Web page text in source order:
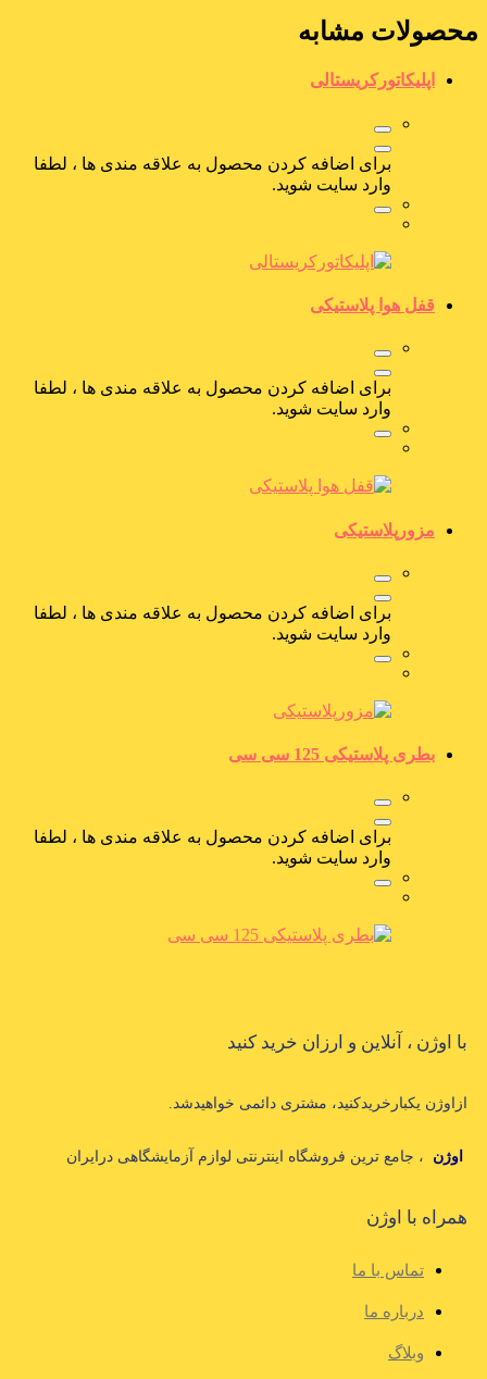
محصولات مشابه
اپلیکاتورکریستالی
برای اضافه کردن محصول به علاقه مندی ها ، لطفا
وارد سایت شوید.
قفل هوا پلاستیکی
برای اضافه کردن محصول به علاقه مندی ها ، لطفا
وارد سایت شوید.
مزورپلاستیکی
برای اضافه کردن محصول به علاقه مندی ها ، لطفا
وارد سایت شوید.
بطری پلاستیکی 125 سی سی
برای اضافه کردن محصول به علاقه مندی ها ، لطفا
وارد سایت شوید.
با اوژن ، آنلاین و ارزان خرید کنید
ازاوژن یکبارخریدکنید، مشتری دائمی خواهیدشد.
اوژن ، جامع ترین فروشگاه اینترنتی لوازم آزمایشگاهی درایران
همراه با اوژن
تماس با ما
درباره ما
وبلاگ